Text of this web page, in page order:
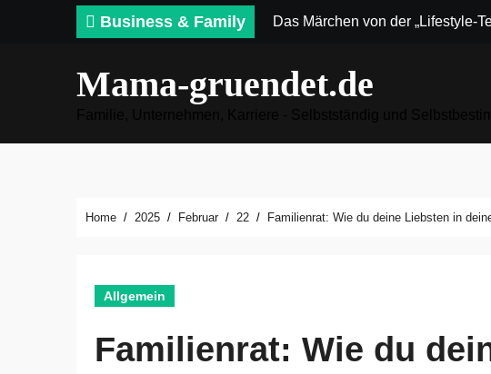
Business & Family Das Märchen von der „Lifestyle-
Mama-gruendet.de
Home 2025 Februar 22 Familienrat: Wie du deine Liebsten in
Allgemein
Familienrat: Wie du